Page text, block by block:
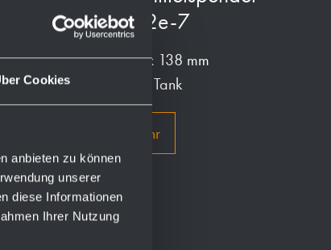
Cookies
anbieten zu können
unserer
diese Informationen
Ihrer Nutzung
LN102e-7
120 x 344 x 138 mm
950 ml Tank
Mehr